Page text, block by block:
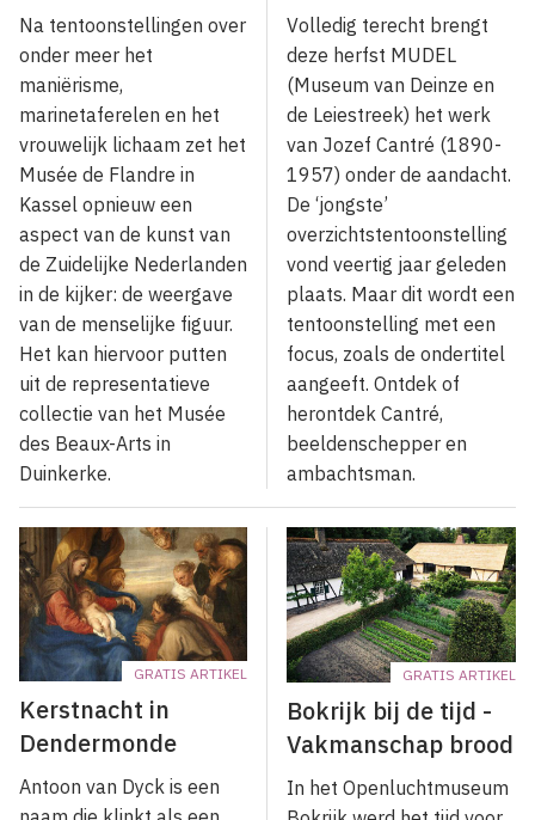
Na tentoonstellingen over
onder meer het
maniërisme,
marinetaferelen en het
vrouwelijk lichaam zet het
Musée de Flandre in
Kassel opnieuw een
aspect van de kunst van
de Zuidelijke Nederlanden
in de kijker: de weergave
van de menselijke figuur.
Het kan hiervoor putten
uit de representatieve
collectie van het Musée
des Beaux-Arts in
Duinkerke.
Volledig terecht brengt
deze herfst MUDEL
(Museum van Deinze en
de Leiestreek) het werk
van Jozef Cantré (1890-
1957) onder de aandacht.
De ‘jongste’
overzichtstentoonstelling
vond veertig jaar geleden
plaats. Maar dit wordt een
tentoonstelling met een
focus, zoals de ondertitel
aangeeft. Ontdek of
herontdek Cantré,
beeldenschepper en
ambachtsman.
GRATIS ARTIKEL
Kerstnacht in
Dendermonde
Antoon van Dyck is een
GRATIS ARTIKEL
Bokrijk bij de tijd -
Vakmanschap brood
In het Openluchtmuseum